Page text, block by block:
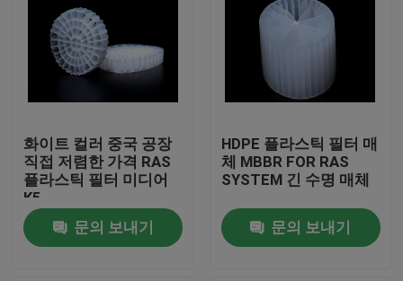
화이트 컬러 중국 공장
직접 저렴한 가격 RAS
플라스틱 필터 미디어
K5
문의 보내기
HDPE 플라스틱 필터 매
체 MBBR FOR RAS
SYSTEM 긴 수명 매체
문의 보내기